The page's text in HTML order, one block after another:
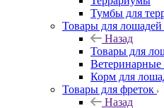
Тумбы для
Товары для лошадей
Назад
Товары для
Ветеринарные
Корм для
Товары для фреток
Назад